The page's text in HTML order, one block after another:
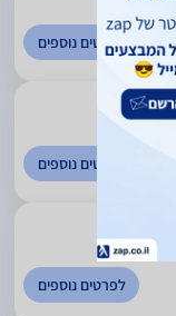
לפרטים נוספים
לפרטים נוספים
לפרטים נוספים